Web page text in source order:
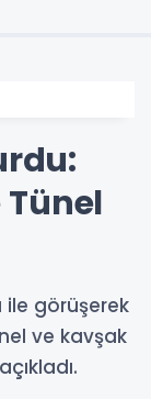
Tünel
ile görüşerek
ve kavşak